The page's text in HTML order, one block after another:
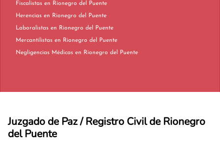
Fiscalistas en Rionegro del Puente
Herencias en Rionegro del Puente
Laboralistas en Rionegro del Puente
Mercantilistas en Rionegro del Puente
Negligencias Médicas en Rionegro del Puente
Juzgado de Paz / Registro Civil de Rionegro
del Puente